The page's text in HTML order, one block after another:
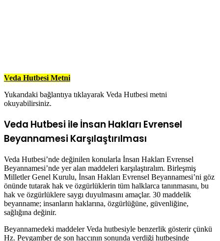
Veda Hutbesi Metni
Yukarıdaki bağlantıya tıklayarak Veda Hutbesi metni
okuyabilirsiniz.
Veda Hutbesi ile İnsan Hakları Evrensel
Beyannamesi Karşılaştırılması
Veda Hutbesi’nde değinilen konularla İnsan Hakları Evrensel
Beyannamesi’nde yer alan maddeleri karşılaştıralım. Birleşmiş
Milletler Genel Kurulu, İnsan Hakları Evrensel Beyannamesi’ni göz
önünde tutarak hak ve özgürlüklerin tüm halklarca tanınmasını, bu
hak ve özgürlüklere saygı duyulmasını amaçlar. 30 maddelik
beyanname; insanların haklarına, özgürlüğüne, güvenliğine,
sağlığına değinir.
Beyannamedeki maddeler Veda hutbesiyle benzerlik gösterir çünkü
Hz. Peygamber de son haccının sonunda verdiği hutbesinde